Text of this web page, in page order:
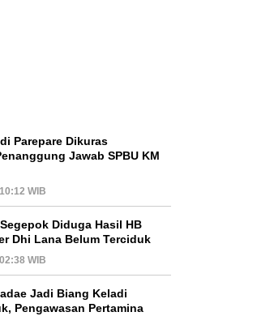
Parepare Dikuras
Jawab SPBU KM
WIB
Diduga Hasil HB
Dhi Lana Belum Terciduk
WIB
Jadi Biang Keladi
Pengawasan Pertamina